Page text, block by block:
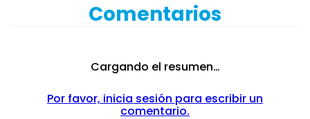
Comentarios
Cargando el resumen…
Por favor, inicia sesión para escribir un
comentario.